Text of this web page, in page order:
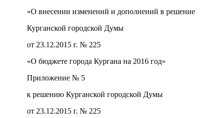
«О внесении изменений и дополнений в решение
Курганской городской Думы
от 23.12.2015 г. № 225
«О бюджете города Кургана на 2016 год»
Приложение № 5
к решению Курганской городской Думы
от 23.12.2015 г. № 225